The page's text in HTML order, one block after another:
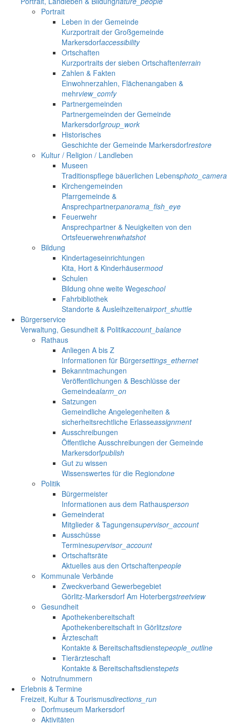
Portrait
Leben in der Gemeinde
Kurzportrait der Großgemeinde
Markersdorfaccessibility
Ortschaften
Kurzportraits der sieben Ortschaftenterrain
Zahlen & Fakten
Einwohnerzahlen, Flächenangaben &
mehrview_comfy
Partnergemeinden
Partnergemeinden der Gemeinde
Markersdorfgroup_work
Historisches
Geschichte der Gemeinde Markersdorfrestore
Kultur / Religion / Landleben
Museen
Traditionspflege bäuerlichen Lebensphoto_camera
Kirchengemeinden
Pfarrgemeinde &
Ansprechpartnerpanorama_fish_eye
Feuerwehr
Ansprechpartner & Neuigkeiten von den
Ortsfeuerwehrenwhatshot
Bildung
Kindertageseinrichtungen
Kita, Hort & Kinderhäusermood
Schulen
Bildung ohne weite Wegeschool
Fahrbibliothek
Standorte & Ausleihzeitenairport_shuttle
Bürgerservice
Verwaltung, Gesundheit & Politikaccount_balance
Rathaus
Anliegen A bis Z
Informationen für Bürgersettings_ethernet
Bekanntmachungen
Veröffentlichungen & Beschlüsse der
Gemeindealarm_on
Satzungen
Gemeindliche Angelegenheiten &
sicherheitsrechtliche Erlasseassignment
Ausschreibungen
Öffentliche Ausschreibungen der Gemeinde
Markersdorfpublish
Gut zu wissen
Wissenswertes für die Regiondone
Politik
Bürgermeister
Informationen aus dem Rathausperson
Gemeinderat
Mitglieder & Tagungensupervisor_account
Ausschüsse
Terminesupervisor_account
Ortschaftsräte
Aktuelles aus den Ortschaftenpeople
Kommunale Verbände
Zweckverband Gewerbegebiet
Görlitz-Markersdorf Am Hoterbergstreetview
Gesundheit
Apothekenbereitschaft
Apothekenbereitschaft in Görlitzstore
Ärzteschaft
Kontakte & Bereitschaftsdienstepeople_outline
Tierärzteschaft
Kontakte & Bereitschaftsdienstepets
Notrufnummern
Erlebnis & Termine
Freizeit, Kultur & Tourismusdirections_run
Dorfmuseum Markersdorf
Aktivitäten